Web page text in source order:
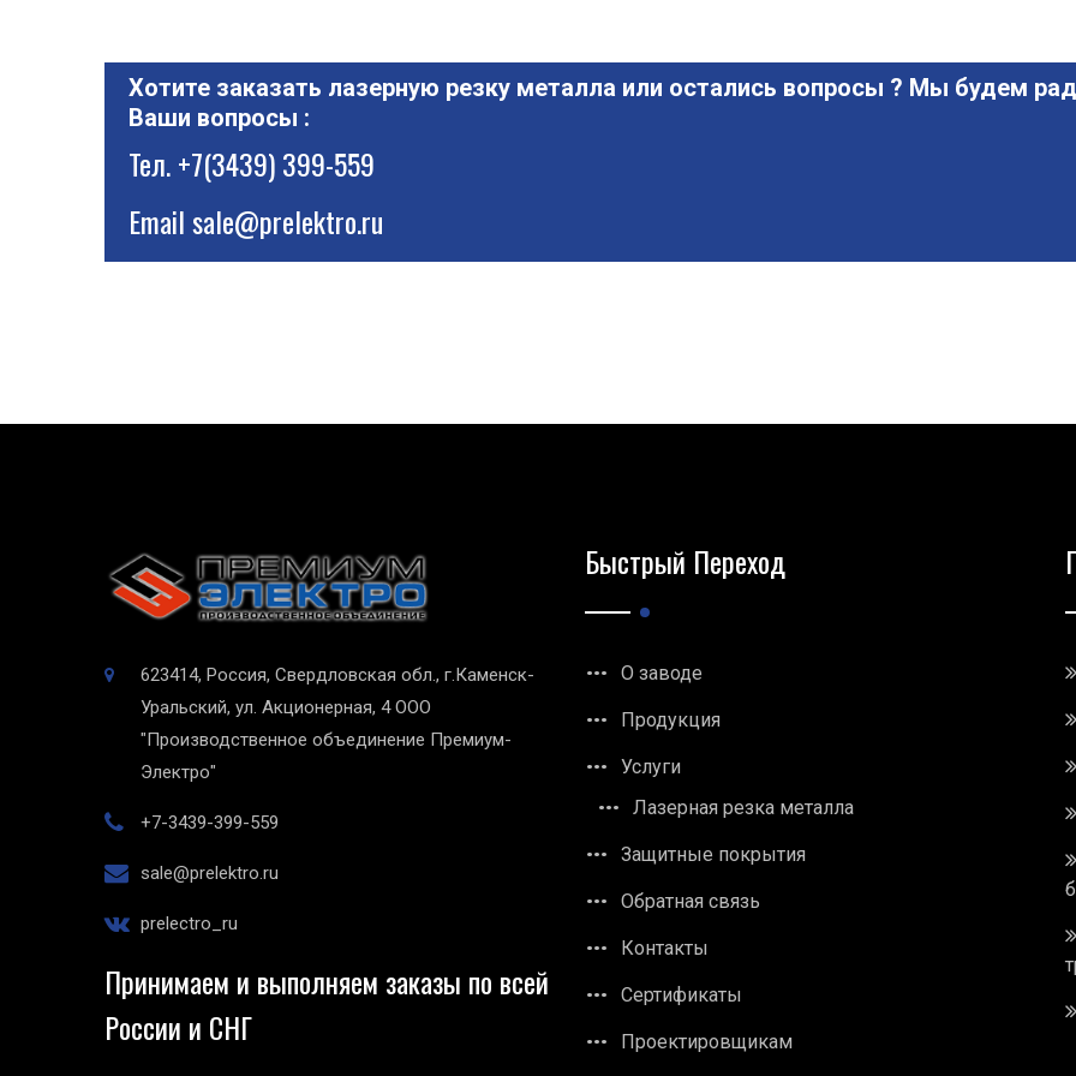
Хотите заказать лазерную резку металла или остались вопросы ? Мы будем
Ваши вопросы :
Тел.+7(3439) 399-559
Emailsale@prelektro.ru
623414, Россия, Свердловская обл., г.Каменск-
Уральский, ул. Акционерная, 4 ООО
"Производственное объединение Премиум-
Электро"
+7-3439-399-559
sale@prelektro.ru
prelectro_ru
Принимаем и выполняем заказы по всей
России и СНГ
Быстрый Переход
О заводе
Продукция
Услуги
Лазерная резка металла
Защитные покрытия
Обратная связь
Контакты
Сертификаты
Проектировщикам